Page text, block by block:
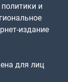
и
издание
для лиц